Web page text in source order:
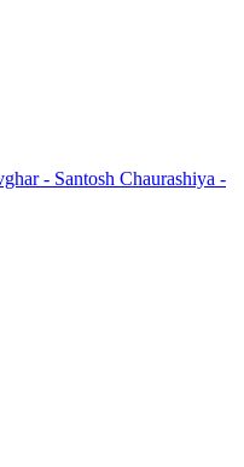
- Santosh Chaurashiya -